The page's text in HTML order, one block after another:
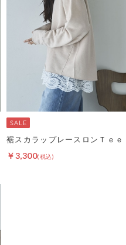
裾スカラップレースロンＴｅｅ
￥3,300